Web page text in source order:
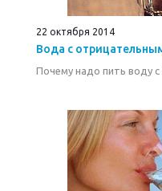
22 октября 2014
Вода с
Почему надо пить